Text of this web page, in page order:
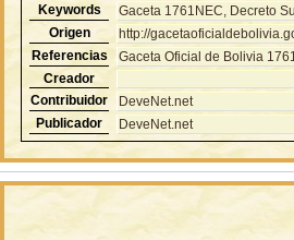
Keywords
Gaceta 1761NEC, Decreto
Origen
http://
Referencias
Gaceta Oficial de Bolivia
Creador
Contribuidor
DeveNet.net
Publicador
DeveNet.net